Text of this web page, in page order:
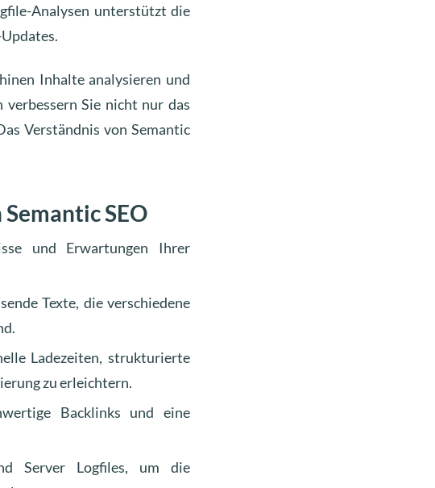
Analysen unterstützt die
Inhalte analysieren und
Sie nicht nur das
Verständnis von Semantic
SEO
und Erwartungen Ihrer
Texte, die verschiedene
Ladezeiten, strukturierte
zu erleichtern.
Backlinks und eine
Server Logfiles, um die